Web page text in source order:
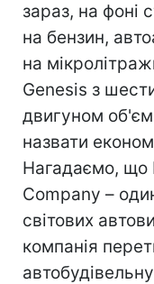
зараз, на фоні
на бензин,
на
Genesis з
двигуном
назвати
Нагадаємо, що
Company –
світових
компанія